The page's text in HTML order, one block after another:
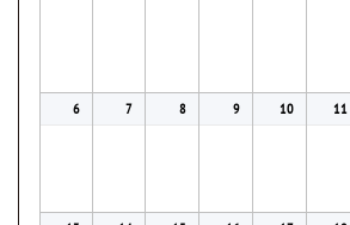
6 7 8 9 10 11